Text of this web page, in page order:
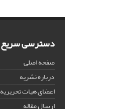
دسترسی سریع
صفحه اصلی
درباره نشریه
اعضای هیات تحریریه
ارسال مقاله